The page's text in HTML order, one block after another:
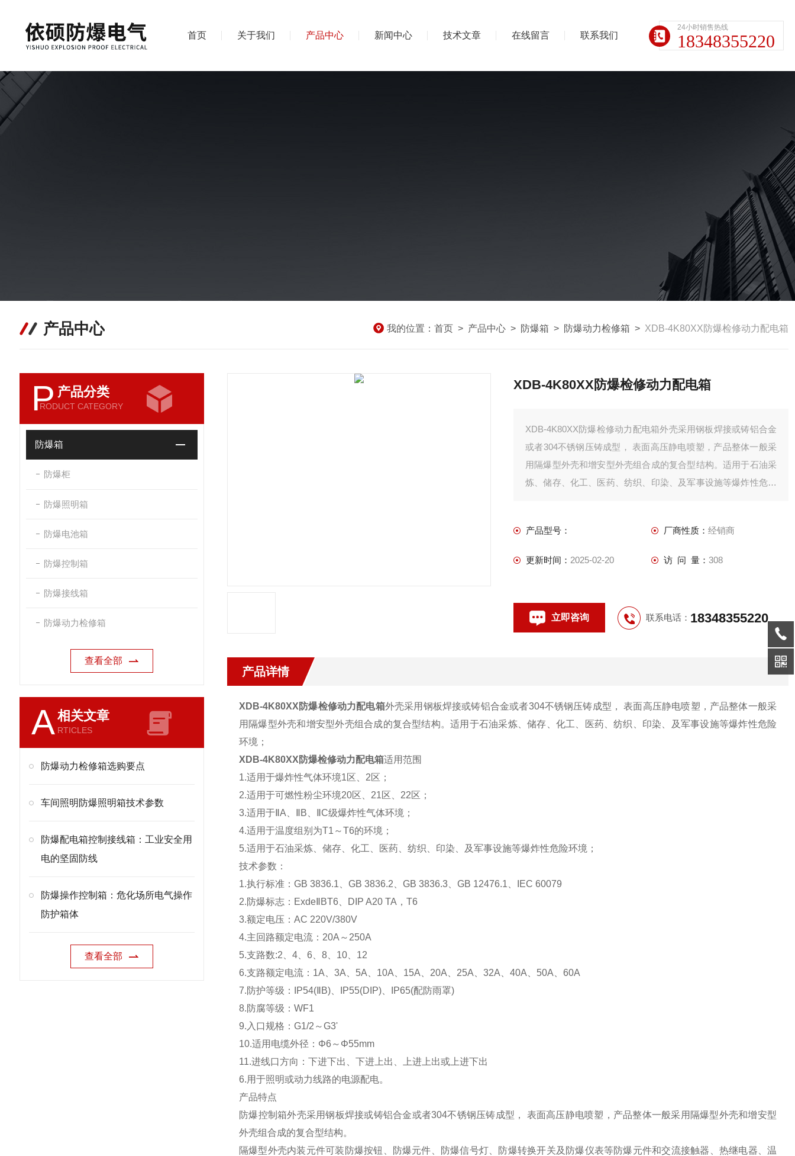
首页 关于我们 产品中心 新闻中心 技术文章 在线留言 联系我们
24小时销售热线
18348355220
产品中心 我的位置： 首页 > 产品中心 > 防爆箱 > 防爆动力检修箱 > XDB-4K80XX防爆检修动力配电箱
P 产品分类
RODUCT CATEGORY
防爆箱
防爆柜
防爆照明箱
防爆电池箱
防爆控制箱
防爆接线箱
防爆动力检修箱
查看全部
A相关文章
RTICLES
防爆动力检修箱选购要点
车间照明防爆照明箱技术参数
防爆配电箱控制接线箱：工业安全用
电的坚固防线
防爆操作控制箱：危化场所电气操作
防护箱体
查看全部
XDB-4K80XX防爆检修动力配电箱
XDB-4K80XX防爆检修动力配电箱外壳采用钢板焊接或铸铝合金
或者304不锈钢压铸成型， 表面高压静电喷塑，产品整体一般采
用隔爆型外壳和增安型外壳组合成的复合型结构。适用于石油采
炼、储存、化工、医药、纺织、印染、及军事设施等爆炸性危险
产品型号： 厂商性质： 经销商
更新时间： 2025-02-20 访 问 量： 308
立即咨询 联系电话： 18348355220
产品详情
XDB-4K80XX防爆检修动力配电箱外壳采用钢板焊接或铸铝合金或者304不锈钢压铸成型， 表面高压静电喷塑，产品整体一般采
用隔爆型外壳和增安型外壳组合成的复合型结构。适用于石油采炼、储存、化工、医药、纺织、印染、及军事设施等爆炸性危险
环境；
XDB-4K80XX防爆检修动力配电箱适用范围
1.适用于爆炸性气体环境1区、2区；
2.适用于可燃性粉尘环境20区、21区、22区；
3.适用于ⅡA、ⅡB、ⅡC级爆炸性气体环境；
4.适用于温度组别为T1～T6的环境；
5.适用于石油采炼、储存、化工、医药、纺织、印染、及军事设施等爆炸性危险环境；
技术参数：
1.执行标准：GB 3836.1、GB 3836.2、GB 3836.3、GB 12476.1、IEC 60079
2.防爆标志：ExdeⅡBT6、DIP A20 TA，T6
3.额定电压：AC 220V/380V
4.主回路额定电流：20A～250A
5.支路数:2、4、6、8、10、12
6.支路额定电流：1A、3A、5A、10A、15A、20A、25A、32A、40A、50A、60A
7.防护等级：IP54(ⅡB)、IP55(DIP)、IP65(配防雨罩)
8.防腐等级：WF1
9.入口规格：G1/2～G3'
10.适用电缆外径：Φ6～Φ55mm
11.进线口方向：下进下出、下进上出、上进上出或上进下出
6.用于照明或动力线路的电源配电。
产品特点
防爆控制箱外壳采用钢板焊接或铸铝合金或者304不锈钢压铸成型， 表面高压静电喷塑，产品整体一般采用隔爆型外壳和增安型
外壳组合成的复合型结构。
隔爆型外壳内装元件可装防爆按钮、防爆元件、防爆信号灯、防爆转换开关及防爆仪表等防爆元件和交流接触器、热继电器、温